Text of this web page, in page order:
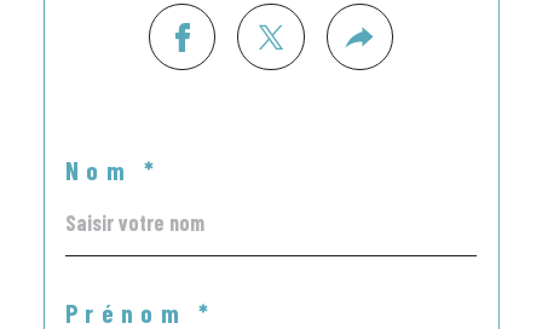
Nom *
Prénom *